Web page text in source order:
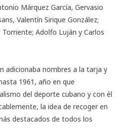
Márquez García, Gervasio
Valentín Sirique González;
Adolfo Luján y Carlos
adicionaba nombres a la tarja y
1961, año en que
del deporte cubano y con él
la idea de recoger en
destacados de todos los